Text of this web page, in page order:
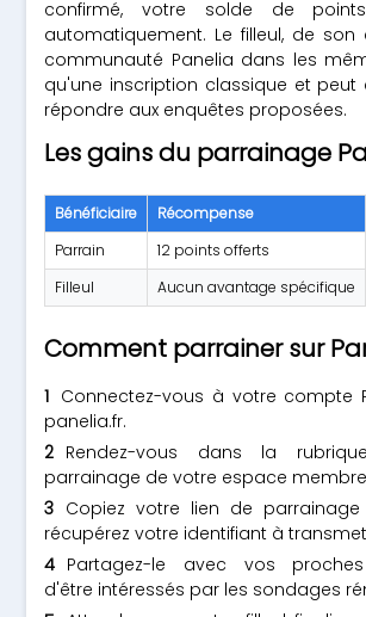
confirmé, votre solde de
automatiquement. Le filleul, de son
communauté Panelia dans les
qu'une inscription classique et
répondre aux enquêtes proposées.
Les gains du parrainage
Bénéficiaire Récompense
Parrain
12 points offerts
Filleul
Aucun avantage spécifique
Comment parrainer sur
Connectez-vous à votre compte
panelia.fr.
Rendez-vous dans la
parrainage de votre espace
Copiez votre lien de
récupérez votre identifiant à
Partagez-le avec vos
d'être intéressés par les sondages